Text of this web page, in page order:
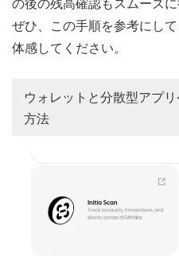
の後の残高確認もスムーズに
ぜひ、この手順を参考にし
体感してください。
ウォレットと分散型アプ
方法